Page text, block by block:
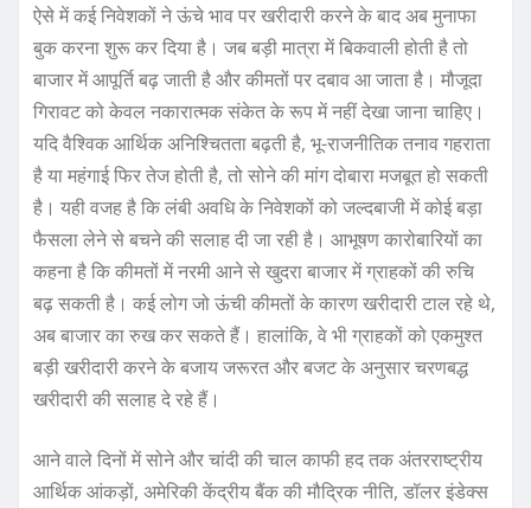
ऐसे में कई निवेशकों ने ऊंचे भाव पर खरीदारी करने के बाद अब मुनाफा
बुक करना शुरू कर दिया है। जब बड़ी मात्रा में बिकवाली होती है तो
बाजार में आपूर्ति बढ़ जाती है और कीमतों पर दबाव आ जाता है। मौजूदा
गिरावट को केवल नकारात्मक संकेत के रूप में नहीं देखा जाना चाहिए।
यदि वैश्विक आर्थिक अनिश्चितता बढ़ती है, भू-राजनीतिक तनाव गहराता
है या महंगाई फिर तेज होती है, तो सोने की मांग दोबारा मजबूत हो सकती
है। यही वजह है कि लंबी अवधि के निवेशकों को जल्दबाजी में कोई बड़ा
फैसला लेने से बचने की सलाह दी जा रही है। आभूषण कारोबारियों का
कहना है कि कीमतों में नरमी आने से खुदरा बाजार में ग्राहकों की रुचि
बढ़ सकती है। कई लोग जो ऊंची कीमतों के कारण खरीदारी टाल रहे थे,
अब बाजार का रुख कर सकते हैं। हालांकि, वे भी ग्राहकों को एकमुश्त
बड़ी खरीदारी करने के बजाय जरूरत और बजट के अनुसार चरणबद्ध
खरीदारी की सलाह दे रहे हैं।
आने वाले दिनों में सोने और चांदी की चाल काफी हद तक अंतरराष्ट्रीय
आर्थिक आंकड़ों, अमेरिकी केंद्रीय बैंक की मौद्रिक नीति, डॉलर इंडेक्स